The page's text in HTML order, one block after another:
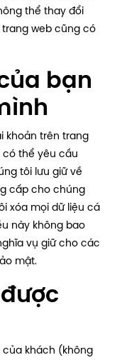
thể thay đổi
web cũng có
bạn
khoản trên trang
có thể yêu cầu
tôi lưu giữ về
cấp cho chúng
xóa mọi dữ liệu cá
này không bao
vụ giữ cho các
mật.
của khách (không